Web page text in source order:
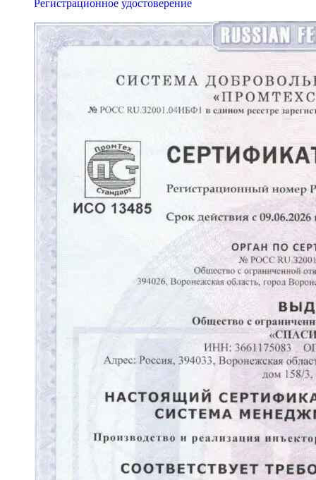
Регистрационное удостоверение